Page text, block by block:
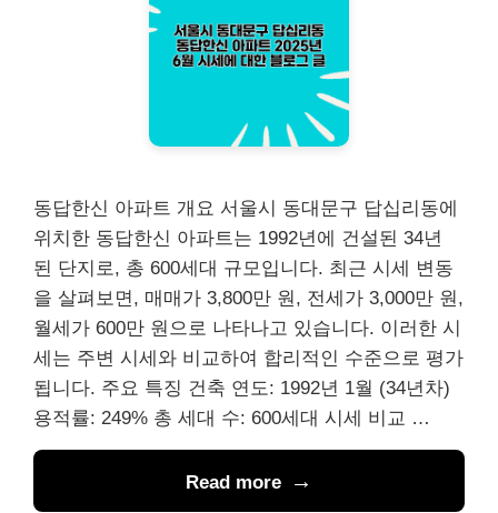
동답한신 아파트 개요 서울시 동대문구 답십리동에
위치한 동답한신 아파트는 1992년에 건설된 34년
된 단지로, 총 600세대 규모입니다. 최근 시세 변동
을 살펴보면, 매매가 3,800만 원, 전세가 3,000만 원,
월세가 600만 원으로 나타나고 있습니다. 이러한 시
세는 주변 시세와 비교하여 합리적인 수준으로 평가
됩니다. 주요 특징 건축 연도: 1992년 1월 (34년차)
용적률: 249% 총 세대 수: 600세대 시세 비교 …
Read more